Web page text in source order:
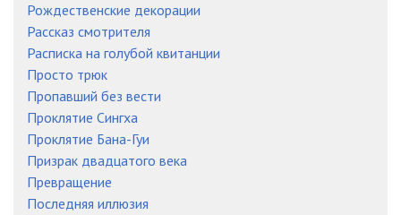
Рождественские декорации
Рассказ смотрителя
Расписка на голубой квитанции
Просто трюк
Пропавший без вести
Проклятие Сингха
Проклятие Бана-Гуи
Призрак двадцатого века
Превращение
Последняя иллюзия